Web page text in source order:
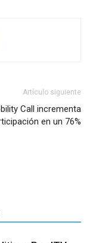
Artículo siguiente
Call incrementa
en un 76%